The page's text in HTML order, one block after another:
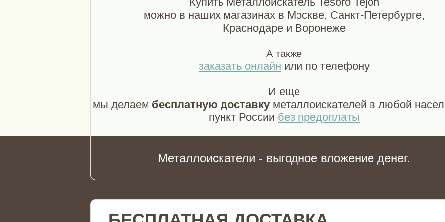
можно в наших магазинах в Москве, Санкт-Петербурге,
Краснодаре и Воронеже
А также
заказать онлайн или по телефону
И еще
мы делаем бесплатную доставкуметаллоискателей в любой
пункт России без предоплаты
Металлоискатели - выгодное вложение денег.